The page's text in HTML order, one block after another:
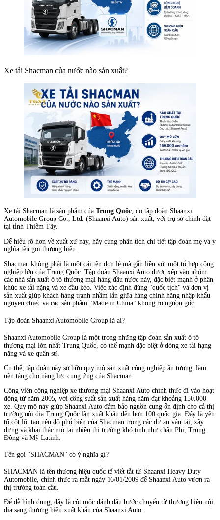
Xe tải Shacman của nước nào sản xuất?
Xe tải Shacman là sản phẩm của Trung Quốc, do tập đoàn Shaanxi
Automobile Group Co., Ltd. (Shaanxi Auto) sản xuất, với trụ sở chính đặt
tại tỉnh Thiểm Tây.
Để hiểu rõ hơn về xuất xứ này, hãy cùng phân tích chi tiết tập đoàn mẹ và ý
nghĩa tên gọi thương hiệu.
Shacman không phải là một cái tên đơn lẻ mà gắn liền với một tổ hợp công
nghiệp lớn của Trung Quốc. Tập đoàn Shaanxi Auto được xếp vào nhóm
các nhà sản xuất ô tô thương mại hàng đầu nước này, đặc biệt mạnh ở phân
khúc xe tải nặng và xe đầu kéo. Việc xác định đúng "quốc tịch" và đơn vị
sản xuất giúp khách hàng tránh nhầm lẫn giữa hàng chính hãng nhập khẩu
nguyên chiếc và các sản phẩm "Made in China" không rõ nguồn gốc.
Tập đoàn Shaanxi Automobile Group là ai?
Shaanxi Automobile Group là một trong những tập đoàn sản xuất ô tô
thương mại lớn nhất Trung Quốc, có thế mạnh đặc biệt ở dòng xe tải hạng
nặng và xe quân sự.
Cụ thể, tập đoàn này sở hữu quy mô sản xuất công nghiệp ấn tượng, làm
nền tảng cho năng lực cung ứng của Shacman.
Công viên công nghiệp xe thương mại Shaanxi Auto chính thức đi vào hoạt
động từ năm 2005, với công suất sản xuất hàng năm đạt khoảng 150.000
xe. Quy mô này giúp Shaanxi Auto đảm bảo nguồn cung ổn định cho cả thị
trường nội địa Trung Quốc lẫn xuất khẩu đến hơn 100 quốc gia. Đây là yếu
tố cốt lõi tạo nên độ phổ biến của Shacman trong các dự án vận tải, xây
dựng và khai thác mỏ tại nhiều thị trường khó tính như châu Phi, Trung
Đông và Mỹ Latinh.
Tên gọi "SHACMAN" có ý nghĩa gì?
SHACMAN là tên thương hiệu quốc tế viết tắt từ Shaanxi Heavy Duty
Automobile, chính thức ra mắt ngày 16/01/2009 để Shaanxi Auto vươn ra
thị trường toàn cầu.
Để dễ hình dung, đây là cột mốc đánh dấu bước chuyển từ thương hiệu nội
địa sang thương hiệu xuất khẩu của Shaanxi Auto.